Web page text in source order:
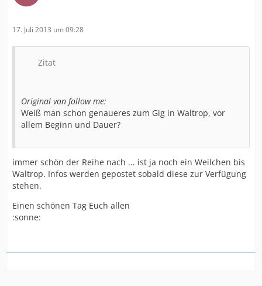
17. Juli 2013 um 09:28
Zitat
Original von follow me:
Weiß man schon genaueres zum Gig in Waltrop, vor
allem Beginn und Dauer?
immer schön der Reihe nach ... ist ja noch ein Weilchen bis
Waltrop. Infos werden gepostet sobald diese zur Verfügung
stehen.
Einen schönen Tag Euch allen
:sonne: